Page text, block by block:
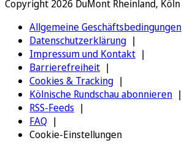
Copyright 2026 DuMont Rheinland, Köln
Allgemeine Geschäftsbedingungen
Datenschutzerklärung
Impressum und Kontakt
Barrierefreiheit
Cookies & Tracking
Kölnische Rundschau abonnieren
RSS-Feeds
FAQ
Cookie-Einstellungen